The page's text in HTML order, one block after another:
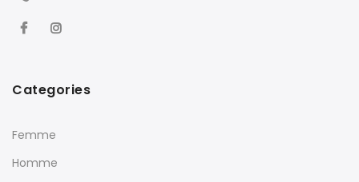
Categories
Femme
Homme